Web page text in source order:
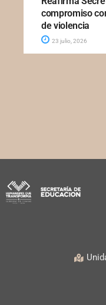
compromiso
de violencia
23 julio, 2026